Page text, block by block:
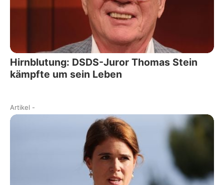
Hirnblutung: DSDS-Juror Thomas Stein
kämpfte um sein Leben
Artikel -